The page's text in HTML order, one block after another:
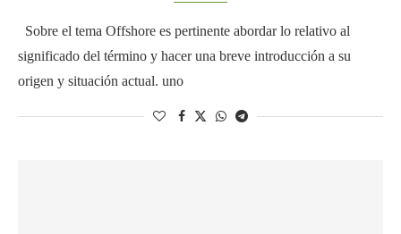
Sobre el tema Offshore es pertinente abordar lo relativo al
significado del término y hacer una breve introducción a su
origen y situación actual. uno